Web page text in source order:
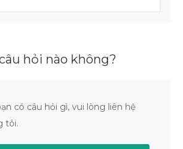
hỏi nào không?
có câu hỏi gì, vui lòng liên hệ
tôi.